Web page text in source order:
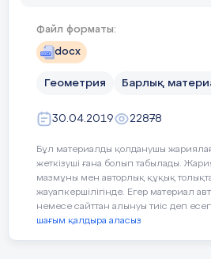
1-
Файл форматы:
docx
Геометрия Барлық
30.04.2019 22878
Бұл материалды қолданушы
жеткізуші ғана болып табылады.
мазмұны мен авторлық құқық
жауапкершілігінде. Егер материал
немесе сайттан алынуы тиіс деп
шағым қалдыра аласыз